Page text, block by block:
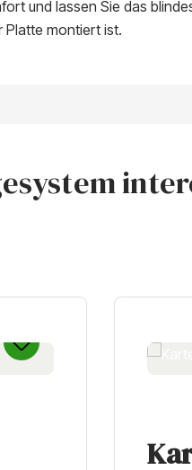
und lassen Sie das
Platte montiert ist.